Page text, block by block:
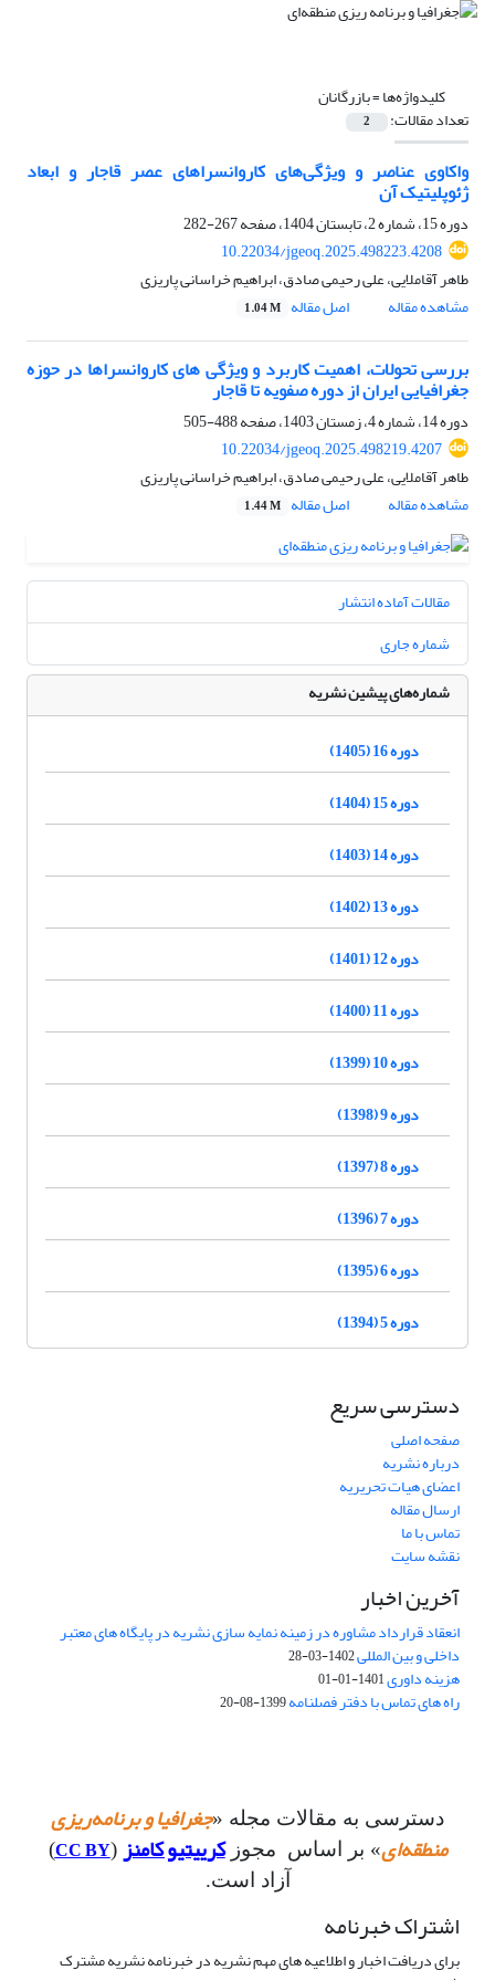
کلیدواژه‌ها =بازرگانان
تعداد مقالات: 2
واکاوی عناصر و ویژگی‌های کاروانسراهای عصر قاجار و ابعاد
ژئوپلیتیک آن
دوره 15، شماره 2، تابستان 1404، صفحه
267-282
10.22034/jgeoq.2025.498223.4208
طاهر آقاملایی، علی رحیمی صادق، ابراهیم خراسانی پاریزی
مشاهده مقاله
اصل مقاله 1.04 M
بررسی تحولات، اهمیت کاربرد و ویژگی های کاروانسراها در حوزه
جغرافیایی ایران از دوره صفویه تا قاجار
دوره 14، شماره 4، زمستان 1403، صفحه
488-505
10.22034/jgeoq.2025.498219.4207
طاهر آقاملایی، علی رحیمی صادق، ابراهیم خراسانی پاریزی
مشاهده مقاله
اصل مقاله 1.44 M
مقالات آماده انتشار
شماره جاری
شماره‌های پیشین نشریه
دوره 16 (1405)
دوره 15 (1404)
دوره 14 (1403)
دوره 13 (1402)
دوره 12 (1401)
دوره 11 (1400)
دوره 10 (1399)
دوره 9 (1398)
دوره 8 (1397)
دوره 7 (1396)
دوره 6 (1395)
دوره 5 (1394)
دسترسی سریع
صفحه اصلی
درباره نشریه
اعضای هیات تحریریه
ارسال مقاله
تماس با ما
نقشه سایت
آخرین اخبار
انعقاد قرارداد مشاوره در زمینه نمایه سازی نشریه در پایگاه های معتبر
داخلی و بین المللی1402-03-28
هزینه داوری1401-01-01
راه های تماس با دفتر فصلنامه1399-08-20
دسترسی به مقالات مجله «جغرافیا و برنامه‌ریزی
منطقه‌ای» بر اساس مجوزکرییتیو کامنز (
CC BY
)
آزاد است.
اشتراک خبرنامه
برای دریافت اخبار و اطلاعیه های مهم نشریه در خبرنامه نشریه مشترک